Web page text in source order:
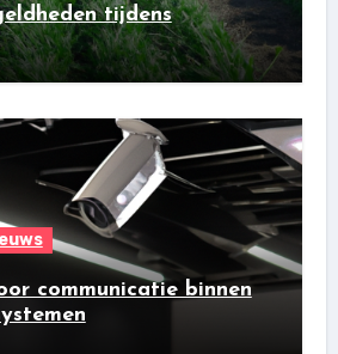
tijdens
communicatie binnen